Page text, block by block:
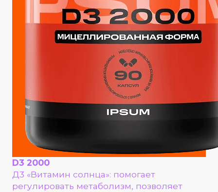
D3 2000
Д3 «Витамин солнца»: помогает
регулировать метаболизм, позволяет